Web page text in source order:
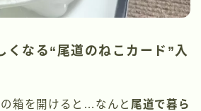
くなる“尾道のねこカード”入
箱を開けると…なんと 尾道で暮ら